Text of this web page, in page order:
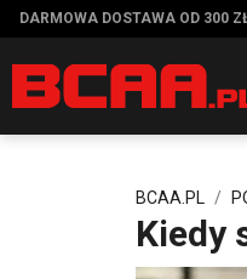
DARMOWA DOSTAWA OD 300
BCAA.PL
Kiedy